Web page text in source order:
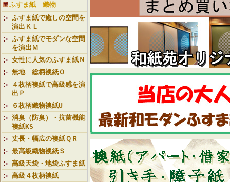
ふすま紙 織物
ふすま紙で癒しの空間を
演出ＫＬ
ふすま紙でモダンな空間
を演出Ｍ
女性に人気のふすま紙Ｎ
無地 総柄襖紙Ｏ
４枚柄襖紙で高級感を演
出Ｐ
６枚柄織物襖紙U
消臭（防臭）・抗菌機能
襖紙KS
丈長・幅広の襖紙ＱＲ
最高級織物襖紙Ｓ
高級天袋・地袋ふすま紙
高級４枚柄襖紙